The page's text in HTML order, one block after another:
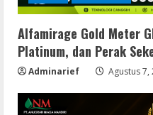
Alfamirage Gold Meter
Platinum, dan Perak
Adminarief Agustus 7,